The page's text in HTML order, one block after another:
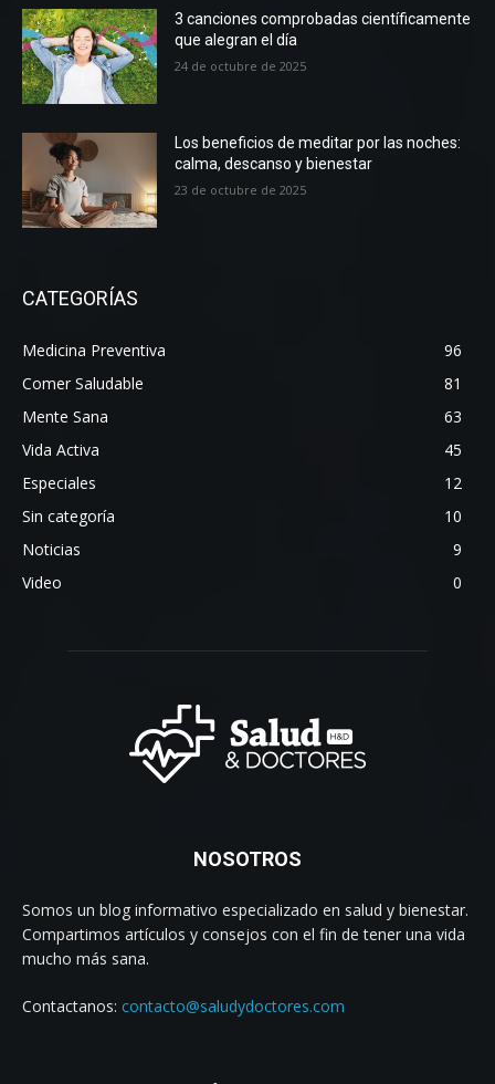
3 canciones comprobadas científicamente
que alegran el día
24 de octubre de 2025
Los beneficios de meditar por las noches:
calma, descanso y bienestar
23 de octubre de 2025
CATEGORÍAS
Medicina Preventiva
96
Comer Saludable
81
Mente Sana
63
Vida Activa
45
Especiales
12
Sin categoría
10
Noticias
9
Video
0
NOSOTROS
Somos un blog informativo especializado en salud y bienestar.
Compartimos artículos y consejos con el fin de tener una vida
mucho más sana.
Contactanos: contacto@saludydoctores.com